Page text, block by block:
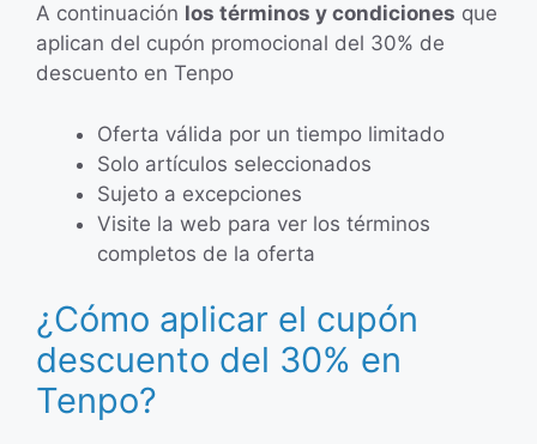
A continuación los términos y condiciones que
aplican del cupón promocional del 30% de
descuento en Tenpo
Oferta válida por un tiempo limitado
Solo artículos seleccionados
Sujeto a excepciones
Visite la web para ver los términos
completos de la oferta
¿Cómo aplicar el cupón
descuento del 30% en
Tenpo?